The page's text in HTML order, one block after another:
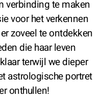
verbinding te maken
voor het verkennen
zoveel te ontdekken
die haar leven
terwijl we dieper
astrologische portret
onthullen!